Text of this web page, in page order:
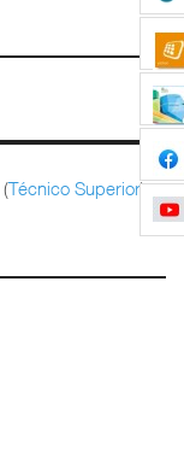
(Técnico Superior)